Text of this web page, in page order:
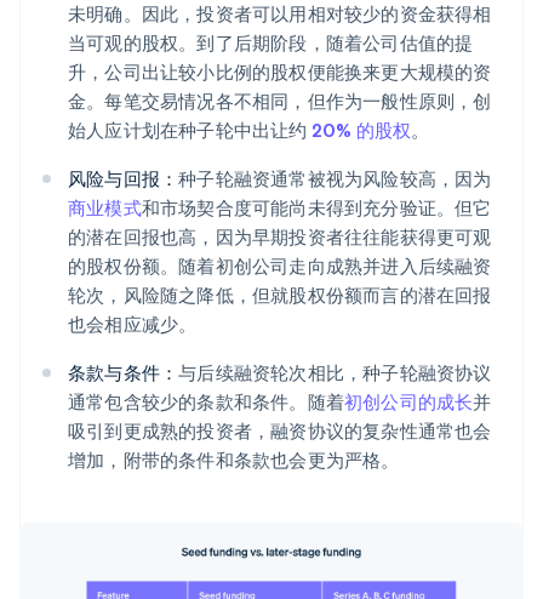
未明确。因此，投资者可以用相对较少的资金获得相
当可观的股权。到了后期阶段，随着公司估值的提
升，公司出让较小比例的股权便能换来更大规模的资
金。每笔交易情况各不相同，但作为一般性原则，创
始人应计划在种子轮中出让约 20% 的股权。
风险与回报：种子轮融资通常被视为风险较高，因为
商业模式和市场契合度可能尚未得到充分验证。但它
的潜在回报也高，因为早期投资者往往能获得更可观
的股权份额。随着初创公司走向成熟并进入后续融资
轮次，风险随之降低，但就股权份额而言的潜在回报
也会相应减少。
条款与条件：与后续融资轮次相比，种子轮融资协议
通常包含较少的条款和条件。随着初创公司的成长并
吸引到更成熟的投资者，融资协议的复杂性通常也会
增加，附带的条件和条款也会更为严格。